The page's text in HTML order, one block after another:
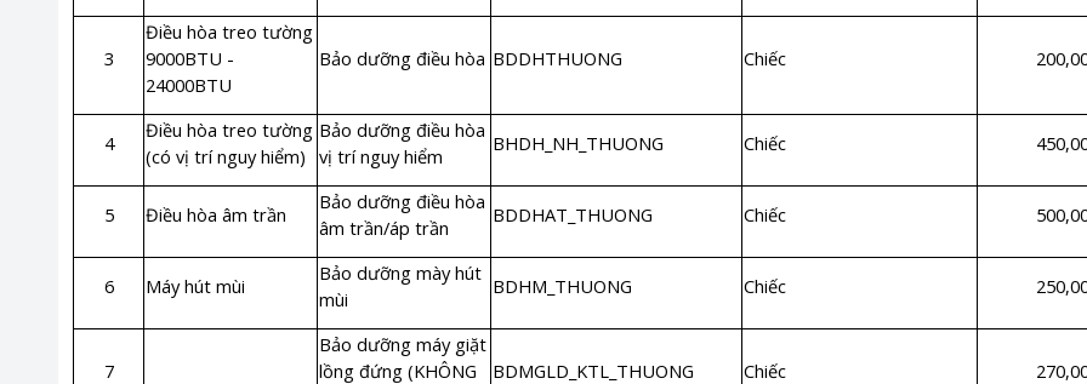
3
Điều hòa treo tường
9000BTU -
24000BTU
Bảo dưỡng điều hòa BDDHTHUONG Chiếc
4
Điều hòa treo tường
(có vị trí nguy hiểm)
Bảo dưỡng điều hòa
vị trí nguy hiểm
BHDH_NH_THUONG Chiếc
5 Điều hòa âm trần
Bảo dưỡng điều hòa
âm trần/áp trần
BDDHAT_THUONG Chiếc
6 Máy hút mùi
Bảo dưỡng mày hút
mùi
BDHM_THUONG Chiếc
7
Bảo dưỡng máy giặt
lồng đứng (KHÔNG
BDMGLD_KTL_THUONG Chiếc